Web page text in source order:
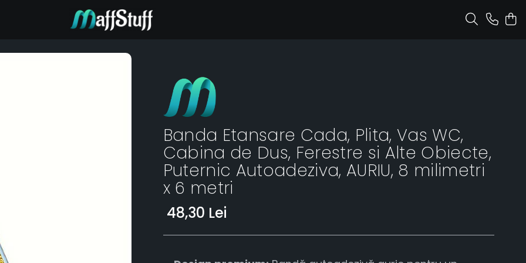
Banda Etansare Cada, Plita, Vas WC,
Cabina de Dus, Ferestre si Alte Obiecte,
Puternic Autoadeziva, AURIU, 8 milimetri
x 6 metri
48,30 Lei